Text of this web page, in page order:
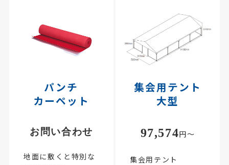
パンチ
カーペット
お問い合わせ
地面に敷くと特別な
集会用テント
大型
97,574円～
集会用テント